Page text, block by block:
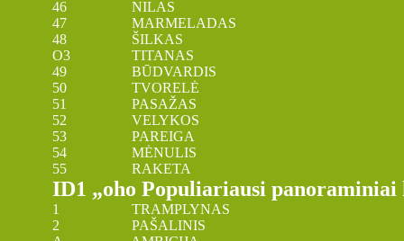
46 NILAS
47 MARMELADAS
48 ŠILKAS
O3 TITANAS
49 BŪDVARDIS
50 TVORELĖ
51 PASAŽAS
52 VELYKOS
53 PAREIGA
54 MĖNULIS
55 RAKETA
ID1 „oho Populiariausi
1 TRAMPLYNAS
2 PAŠALINIS